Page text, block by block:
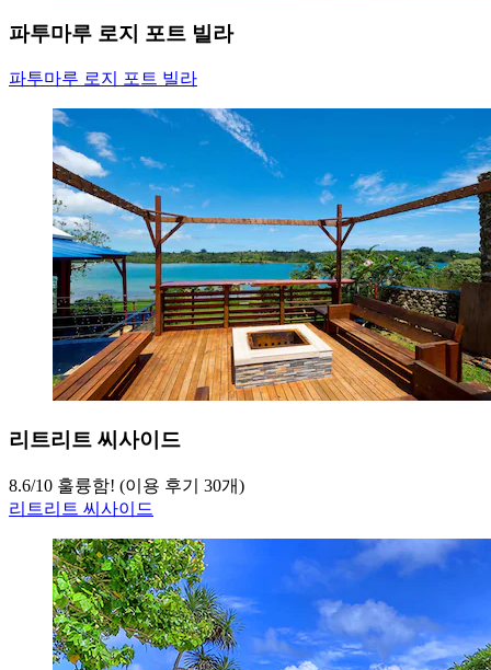
파투마루 로지 포트 빌라
파투마루 로지 포트 빌라
리트리트 씨사이드
8.6/10 훌륭함! (이용 후기 30개)
리트리트 씨사이드